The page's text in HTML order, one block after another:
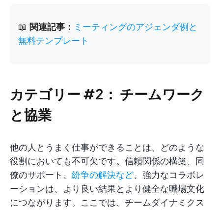
📖 関連記事： ミーティングのアジェンダ例と
無料テンプレート
カテゴリー #2： チームワーク
と協業
他の人とうまく仕事ができることは、どのような
役割においても不可欠です。信頼関係の構築、同
僚のサポート、 紛争の解決など、強力なコラボレ
ーションは、より良い結果とより健全な職場文化
につながります。ここでは、チームダイナミクス